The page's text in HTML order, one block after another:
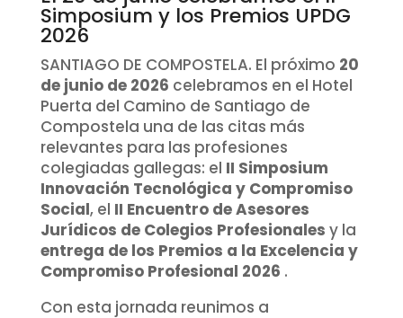
Simposium y los Premios UPDG
2026
SANTIAGO DE COMPOSTELA. El próximo 20
de junio de 2026 celebramos en el Hotel
Puerta del Camino de Santiago de
Compostela una de las citas más
relevantes para las profesiones
colegiadas gallegas: el II Simposium
Innovación Tecnológica y Compromiso
Social, el II Encuentro de Asesores
Jurídicos de Colegios Profesionales y la
entrega de los Premios a la Excelencia y
Compromiso Profesional 2026 .
Con esta jornada reunimos a